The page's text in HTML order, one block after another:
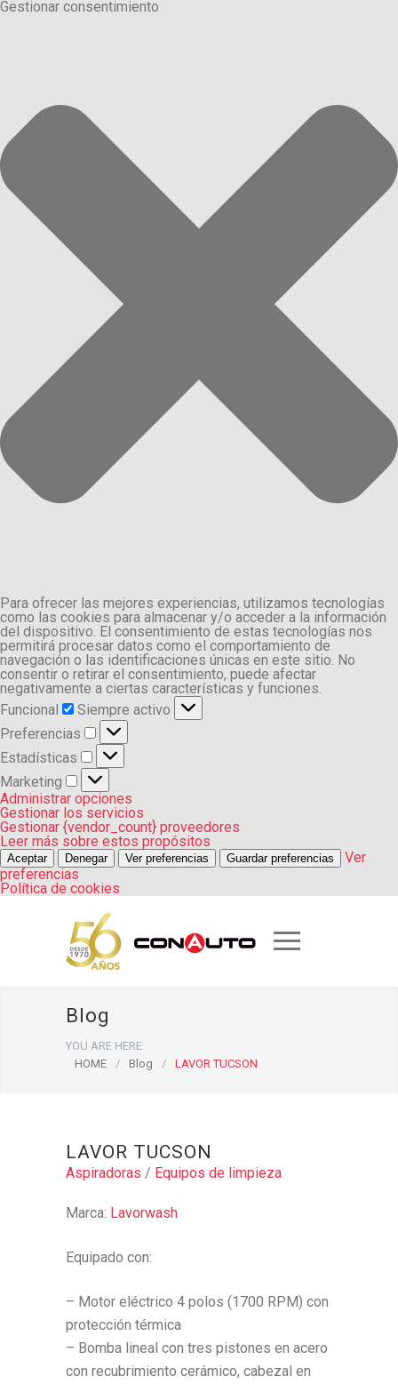
Gestionar consentimiento
Para ofrecer las mejores experiencias, utilizamos tecnologías
como las cookies para almacenar y/o acceder a la información
del dispositivo. El consentimiento de estas tecnologías nos
permitirá procesar datos como el comportamiento de
navegación o las identificaciones únicas en este sitio. No
consentir o retirar el consentimiento, puede afectar
negativamente a ciertas características y funciones.
Funcional
Funcional
Siempre activo
Preferencias
Preferencias
Estadísticas
Estadísticas
Marketing
Marketing
Administrar opciones
Gestionar los servicios
Gestionar {vendor_count} proveedores
Leer más sobre estos propósitos
Aceptar Denegar Ver preferencias Guardar preferencias
Ver
preferencias
Política de cookies
Blog
YOU ARE HERE:
HOME
/ Blog / LAVOR TUCSON
LAVOR TUCSON
Aspiradoras / Equipos de limpieza
Marca: Lavorwash
Equipado con:
– Motor eléctrico 4 polos (1700 RPM) con
protección térmica
– Bomba lineal con tres pistones en acero
con recubrimiento cerámico, cabezal en